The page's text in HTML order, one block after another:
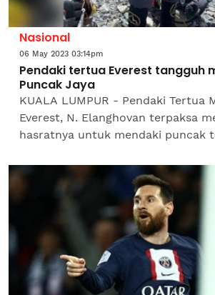
Nasional
06 May 2023 03:14pm
Pendaki tertua Everest tangguh
Puncak Jaya
KUALA LUMPUR - Pendaki Tertua
Everest, N. Elanghovan terpaksa
hasratnya untuk mendaki puncak
Puncak Jaya, di...